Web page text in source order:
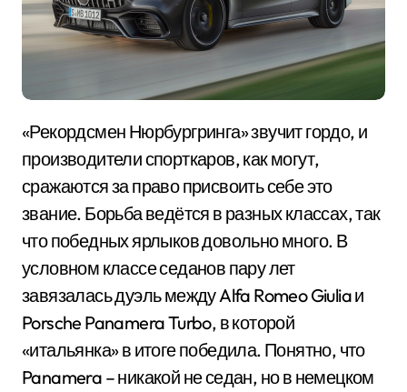
«Рекордсмен Нюрбургринга» звучит гордо, и
производители спорткаров, как могут,
сражаются за право присвоить себе это
звание. Борьба ведётся в разных классах, так
что победных ярлыков довольно много. В
условном классе седанов пару лет
завязалась дуэль между Alfa Romeo Giulia и
Porsche Panamera Turbo, в которой
«итальянка» в итоге победила. Понятно, что
Panamera – никакой не седан, но в немецком